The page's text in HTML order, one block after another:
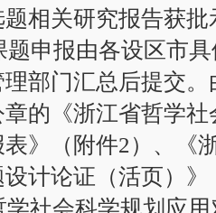
相关研究报告获
题申报由各设区市
部门汇总后提交
的《浙江省哲学
》（附件2）、《
设计论证（活页）
学社会科学规划应